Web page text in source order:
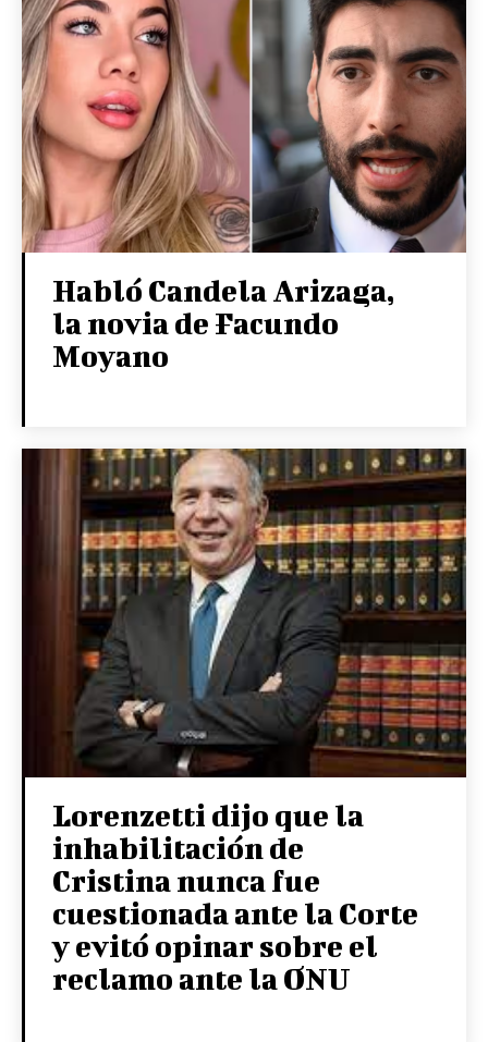
Habló Candela Arizaga,
la novia de Facundo
Moyano
Lorenzetti dijo que la
inhabilitación de
Cristina nunca fue
cuestionada ante la Corte
y evitó opinar sobre el
reclamo ante la ONU